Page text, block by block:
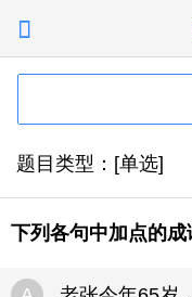

题目类型：[单选]
下列各句中加点的